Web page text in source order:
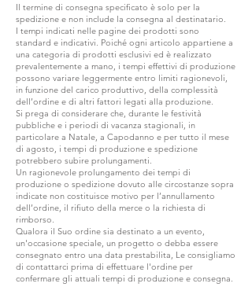
Il termine di consegna specificato è solo per la
spedizione e non include la consegna al destinatario.
I tempi indicati nelle pagine dei prodotti sono
standard e indicativi. Poiché ogni articolo appartiene a
una categoria di prodotti esclusivi ed è realizzato
prevalentemente a mano, i tempi effettivi di produzione
possono variare leggermente entro limiti ragionevoli,
in funzione del carico produttivo, della complessità
dell’ordine e di altri fattori legati alla produzione.
Si prega di considerare che, durante le festività
pubbliche e i periodi di vacanza stagionali, in
particolare a Natale, a Capodanno e per tutto il mese
di agosto, i tempi di produzione e spedizione
potrebbero subire prolungamenti.
Un ragionevole prolungamento dei tempi di
produzione o spedizione dovuto alle circostanze sopra
indicate non costituisce motivo per l’annullamento
dell’ordine, il rifiuto della merce o la richiesta di
rimborso.
Qualora il Suo ordine sia destinato a un evento,
un'occasione speciale, un progetto o debba essere
consegnato entro una data prestabilita, Le consigliamo
di contattarci prima di effettuare l'ordine per
confermare gli attuali tempi di produzione e consegna.